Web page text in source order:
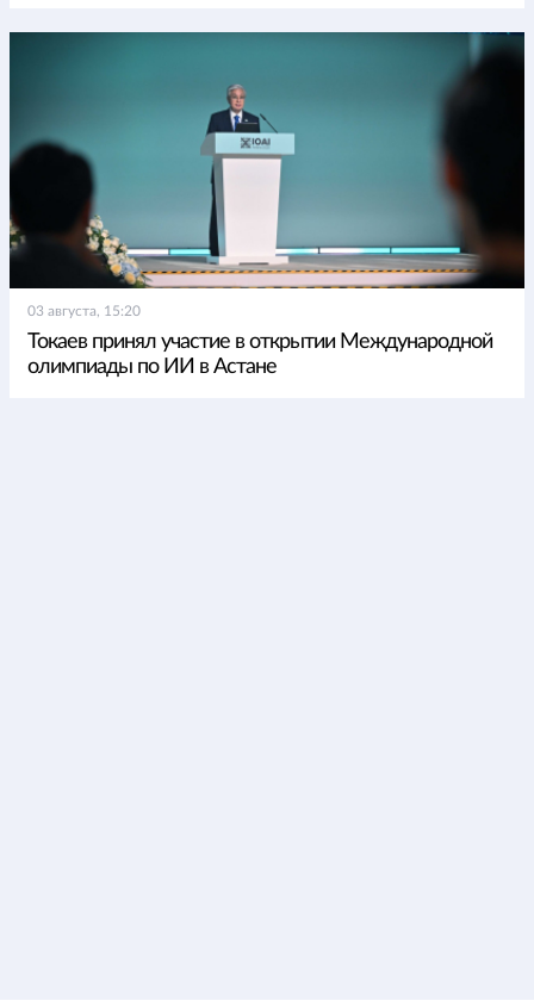
03 августа, 15:20
Токаев принял участие в открытии Международной
олимпиады по ИИ в Астане